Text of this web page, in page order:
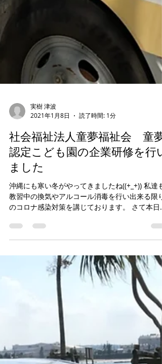
2021年1月8日
読了時間: 1分
社会福祉法人童夢福祉会 童夢
認定こども園の企業研修を行い
ました
沖縄にも寒い冬がやってきましたね((+_+)) 私達も
のコロナ感染対策を講じております。 さて本日の
ブログは、昨年の12月12日に行った童夢認定こど
ますが今公開します。笑...